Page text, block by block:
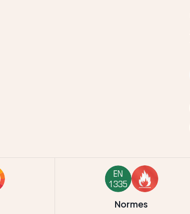
Normes